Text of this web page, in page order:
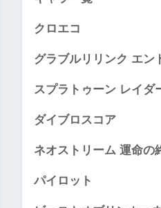
クロエコ
グラブルリリンク エン
スプラトゥーン レイダ
ダイブロスコア
ネオストリーム 運命の
パイロット